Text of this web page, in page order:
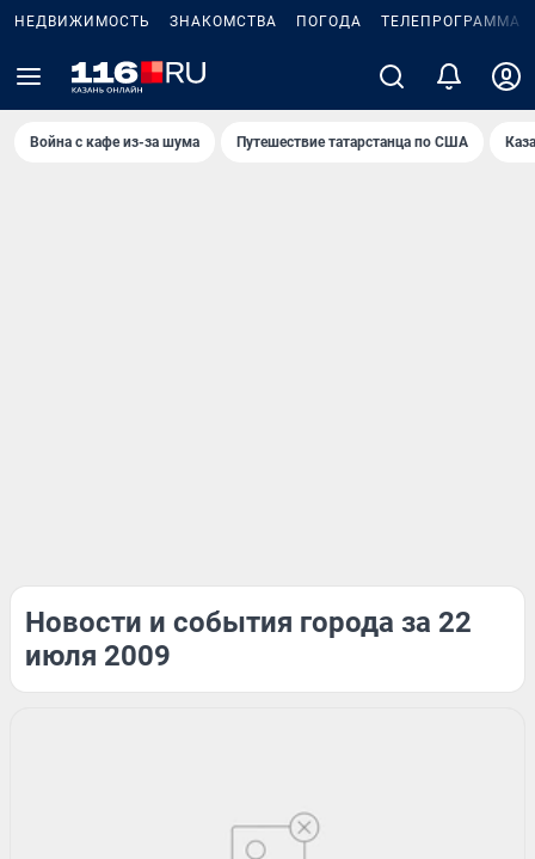
НЕДВИЖИМОСТЬ ЗНАКОМСТВА ПОГОДА ТЕЛЕПРОГРАММА
Война с кафе из-за шума Путешествие татарстанца по США
Новости и события города за 22
июля 2009